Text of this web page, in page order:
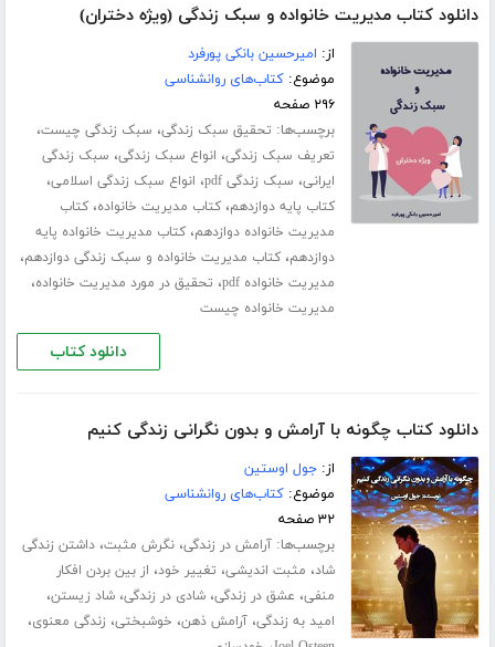
دانلود کتاب مدیریت خانواده و سبک زندگی (ویژه دختران)
از: امیرحسین بانکی پورفرد
موضوع:کتاب‌های روانشناسی
۲۹۶ صفحه
برچسب‌ها: تحقیق سبک زندگی، سبک زندگی چیست،
تعریف سبک زندگی، انواع سبک زندگی، سبک زندگی
ایرانی، سبک زندگی pdf ، انواع سبک زندگی اسلامی،
کتاب پایه دوازدهم،کتاب مدیریت خانواده،کتاب
مدیریت خانواده دوازدهم،کتاب مدیریت خانواده پایه
دوازدهم،کتاب مدیریت خانواده و سبک زندگی دوازدهم،
مدیریت خانواده pdf ، تحقیق در مورد مدیریت خانواده،
مدیریت خانواده چیست
دانلود کتاب
دانلود کتاب چگونه با آرامش و بدون نگرانی زندگی کنیم
از:جول اوستین
موضوع:کتاب‌های روانشناسی
۳۲ صفحه
برچسب‌ها:آرامش در زندگی،نگرش مثبت،داشتن زندگی
شاد، مثبت اندیشی، تغییر خود، از بین بردن افکار
منفی، عشق در زندگی،شادی در زندگی،شاد زیستن،
امید به زندگی،آرامش ذهن، خوشبختی، زندگی معنوی،